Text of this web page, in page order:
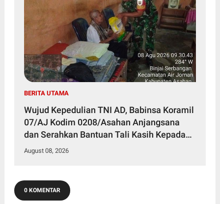
BERITA UTAMA
Wujud Kepedulian TNI AD, Babinsa Koramil
07/AJ Kodim 0208/Asahan Anjangsana
dan Serahkan Bantuan Tali Kasih Kepada
Lansia Usia 97 Tahun
August 08, 2026
0 KOMENTAR